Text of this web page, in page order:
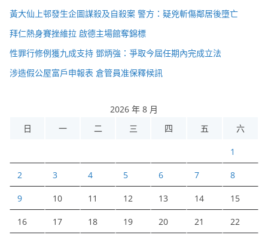
黃大仙上邨發生企圖謀殺及自殺案 警方：疑兇斬傷鄰居後墮亡
拜仁熱身賽挫維拉 啟德主場館奪錦標
性罪行修例獲九成支持 鄧炳強：爭取今屆任期內完成立法
涉造假公屋富戶申報表 倉管員准保釋候訊
2026 年 8 月
日
一 二 三 四 五 六
1
2 3 4 5 6 7 8
9 10 11 12 13 14 15
16 17 18 19 20 21 22